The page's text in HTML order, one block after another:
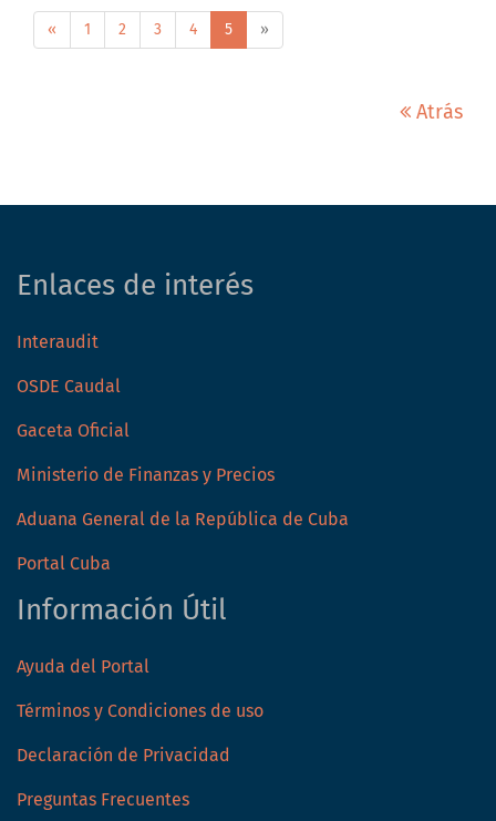
« 1 2 3 4 5 »
Atrás
Enlaces de interés
Interaudit
OSDE Caudal
Gaceta Oficial
Ministerio de Finanzas y Precios
Aduana General de la República de Cuba
Portal Cuba
Información Útil
Ayuda del Portal
Términos y Condiciones de uso
Declaración de Privacidad
Preguntas Frecuentes